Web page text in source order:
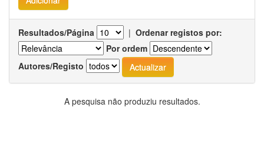
Resultados/Página | Ordenar registos por:
Por ordem
Autores/Registo
A pesquisa não produziu resultados.